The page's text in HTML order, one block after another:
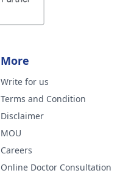
More
Write for us
Terms and Condition
Disclaimer
MOU
Careers
Online Doctor Consultation